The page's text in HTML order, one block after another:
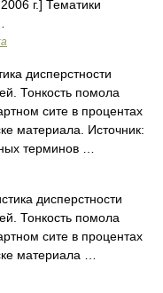
г.] Тематики
дисперстности
Тонкость помола
сите в процентах
материала. Источник:
терминов …
дисперстности
Тонкость помола
сите в процентах
материала …